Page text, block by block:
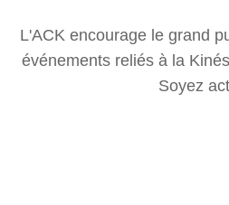
L'ACK encourage le grand
événements reliés à la
Soyez